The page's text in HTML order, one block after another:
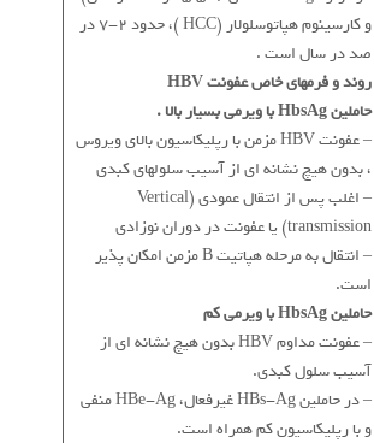
و کارسینوم هپاتوسلولار (HCC )، حدود 2-7 در
صد در سال است .
روند و فرمهای خاص عفونت HBV
حاملین HbsAg با ویرمی بسیار بالا .
– عفونت HBV مزمن با رپلیکاسیون بالای ویروس
، بدون هیچ نشانه ای از آسیب سلولهای کبدی
– اغلب پس از انتقال عمودی (Vertical
transmission) یا عفونت در دوران نوزادی
– انتقال به مرحله هپاتیت B مزمن امکان پذیر
است.
حاملین HbsAg با ویرمی کم
– عفونت مداوم HBV بدون هیچ نشانه ای از
آسیب سلول کبدی.
– در حاملین HBs-Ag غیرفعال، HBe-Ag منفی
و با رپلیکاسیون کم همراه است.